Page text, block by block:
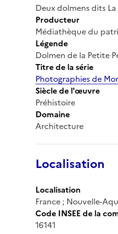
Deux dolmens dits
Producteur
Médiathèque du
Légende
Dolmen de la Petite
Titre de la série
Photographies de
Siècle de l'œuvre
Préhistoire
Domaine
Architecture
Localisation
Localisation
France ; Nouvelle-
Code INSEE de la
16141